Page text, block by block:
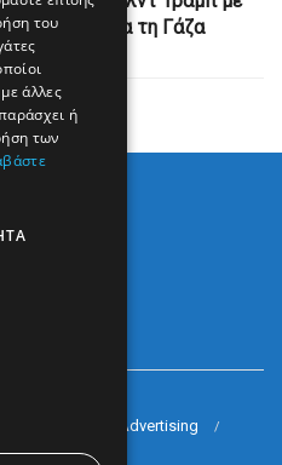
χωρών για τη Γάζα
93
Arkè Advertising
του
άλλες
ή
των